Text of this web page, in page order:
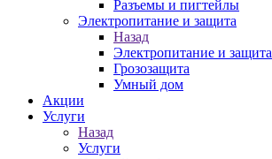
Разъемы и пигтейлы
Электропитание и защита
Назад
Электропитание и защита
Грозозащита
Умный дом
Акции
Услуги
Назад
Услуги